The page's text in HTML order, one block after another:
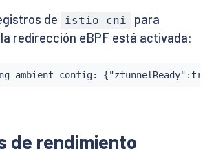
de istio-cni
para
redirección eBPF está activada:
ambient config:
de rendimiento